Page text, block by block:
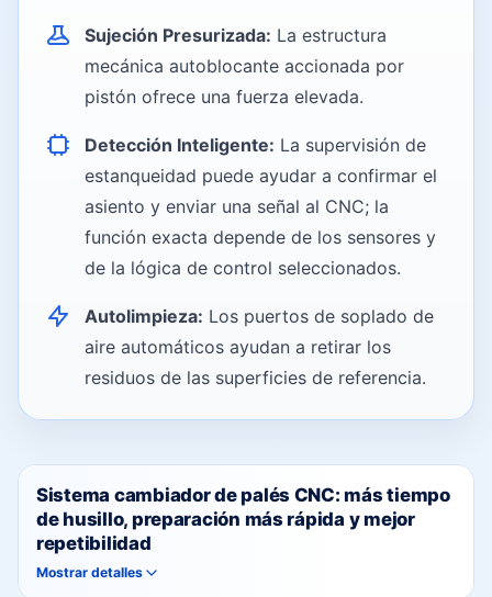
Sujeción Presurizada: La estructura
mecánica autoblocante accionada por
pistón ofrece una fuerza elevada.
Detección Inteligente: La supervisión de
estanqueidad puede ayudar a confirmar el
asiento y enviar una señal al CNC; la
función exacta depende de los sensores y
de la lógica de control seleccionados.
Autolimpieza: Los puertos de soplado de
aire automáticos ayudan a retirar los
residuos de las superficies de referencia.
Sistema cambiador de palés CNC: más tiempo
de husillo, preparación más rápida y mejor
repetibilidad
Mostrar detalles